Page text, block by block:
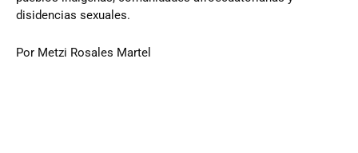
disidencias sexuales.
Por Metzi Rosales Martel